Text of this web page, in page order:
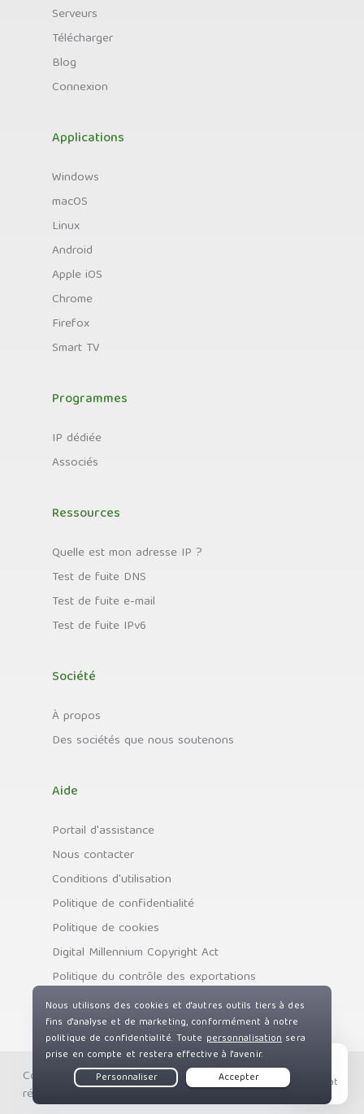
Serveurs
Télécharger
Blog
Connexion
Applications
Windows
macOS
Linux
Android
Apple iOS
Chrome
Firefox
Smart TV
Programmes
IP dédiée
Associés
Ressources
Quelle est mon adresse IP ?
Test de fuite DNS
Test de fuite e-mail
Test de fuite IPv6
Société
À propos
Des sociétés que nous soutenons
Aide
Portail d'assistance
Nous contacter
Conditions d'utilisation
Politique de confidentialité
Politique de cookies
Digital Millennium Copyright Act
Politique du contrôle des exportations
Copyright © Private Internet Access, Inc. Tous droits
réservés
Live Chat